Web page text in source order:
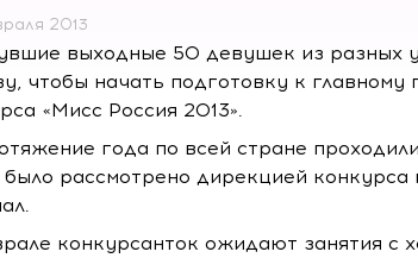
2013
выходные 50 девушек из разных
чтобы начать подготовку к
«Мисс Россия 2013».
года по всей стране
было рассмотрено дирекцией
конкурсанток ожидают занятия с